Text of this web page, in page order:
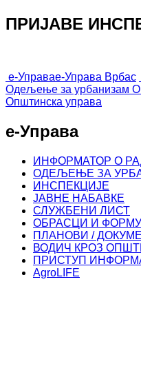
ПРИЈАВЕ
е-Управае-Управа Врбас
Одељење за урбанизам
Општинска управа
е-Управа
ИНФОРМАТОР О
ОДЕЉЕЊЕ ЗА
ИНСПЕКЦИЈЕ
ЈАВНЕ НАБАВКЕ
СЛУЖБЕНИ ЛИСТ
ОБРАСЦИ И
ПЛАНОВИ /
ВОДИЧ КРОЗ
ПРИСТУП
AgroLIFE